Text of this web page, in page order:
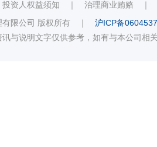
投资人权益须知 ｜ 治理商业贿赂
限公司 版权所有 ｜ 沪ICP备
与说明文字仅供参考，如有与本公司相